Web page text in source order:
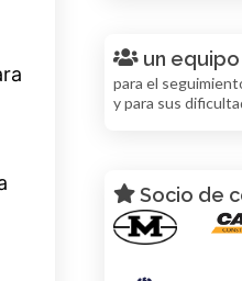
un
para el
y para sus
Socio de